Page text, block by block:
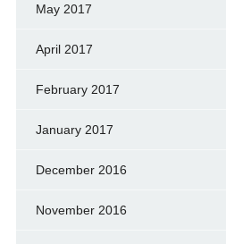
May 2017
April 2017
February 2017
January 2017
December 2016
November 2016